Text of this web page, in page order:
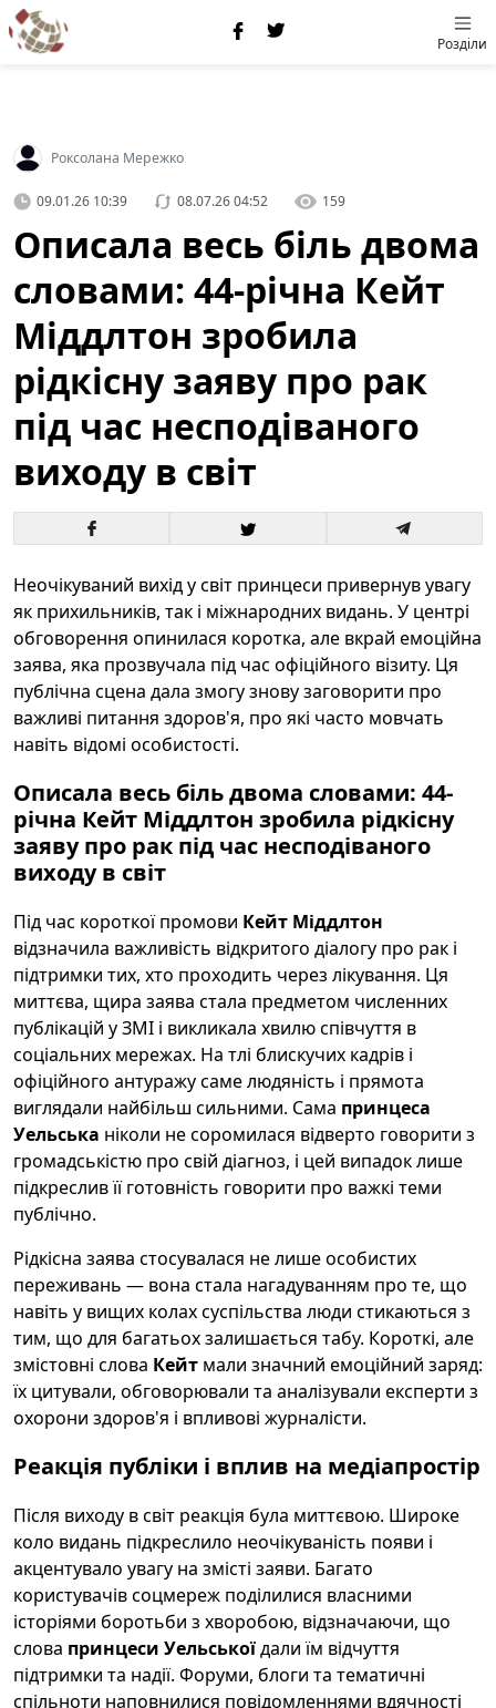
Розділи
Роксолана Мережко
09.01.26 10:39 08.07.26 04:52 159
Описала весь біль двома
словами: 44-річна Кейт
Міддлтон зробила
рідкісну заяву про рак
під час несподіваного
виходу в світ
Неочікуваний вихід у світ принцеси привернув увагу
як прихильників, так і міжнародних видань. У центрі
обговорення опинилася коротка, але вкрай емоційна
заява, яка прозвучала під час офіційного візиту. Ця
публічна сцена дала змогу знову заговорити про
важливі питання здоров'я, про які часто мовчать
навіть відомі особистості.
Описала весь біль двома словами: 44-
річна Кейт Міддлтон зробила рідкісну
заяву про рак під час несподіваного
виходу в світ
Під час короткої промови Кейт Міддлтон
відзначила важливість відкритого діалогу про рак і
підтримки тих, хто проходить через лікування. Ця
миттєва, щира заява стала предметом численних
публікацій у ЗМІ і викликала хвилю співчуття в
соціальних мережах. На тлі блискучих кадрів і
офіційного антуражу саме людяність і прямота
виглядали найбільш сильними. Сама принцеса
Уельська ніколи не соромилася відверто говорити з
громадськістю про свій діагноз, і цей випадок лише
підкреслив її готовність говорити про важкі теми
публічно.
Рідкісна заява стосувалася не лише особистих
переживань — вона стала нагадуванням про те, що
навіть у вищих колах суспільства люди стикаються з
тим, що для багатьох залишається табу. Короткі, але
змістовні слова Кейт мали значний емоційний заряд:
їх цитували, обговорювали та аналізували експерти з
охорони здоров'я і впливові журналісти.
Реакція публіки і вплив на медіапростір
Після виходу в світ реакція була миттєвою. Широке
коло видань підкреслило неочікуваність появи і
акцентувало увагу на змісті заяви. Багато
користувачів соцмереж поділилися власними
історіями боротьби з хворобою, відзначаючи, що
слова принцеси Уельськоїдали їм відчуття
підтримки та надії. Форуми, блоги та тематичні
спільноти наповнилися повідомленнями вдячності